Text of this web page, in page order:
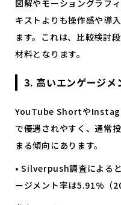
図解やモーショングラフ
キストよりも操作感や導
ます。これは、比較検討
材料となります。
3. 高いエンゲージメ
YouTube Shortや
で優遇されやすく、通常
まる傾向にあります。
• Silverpush調査による
ージメント率は5.91%（